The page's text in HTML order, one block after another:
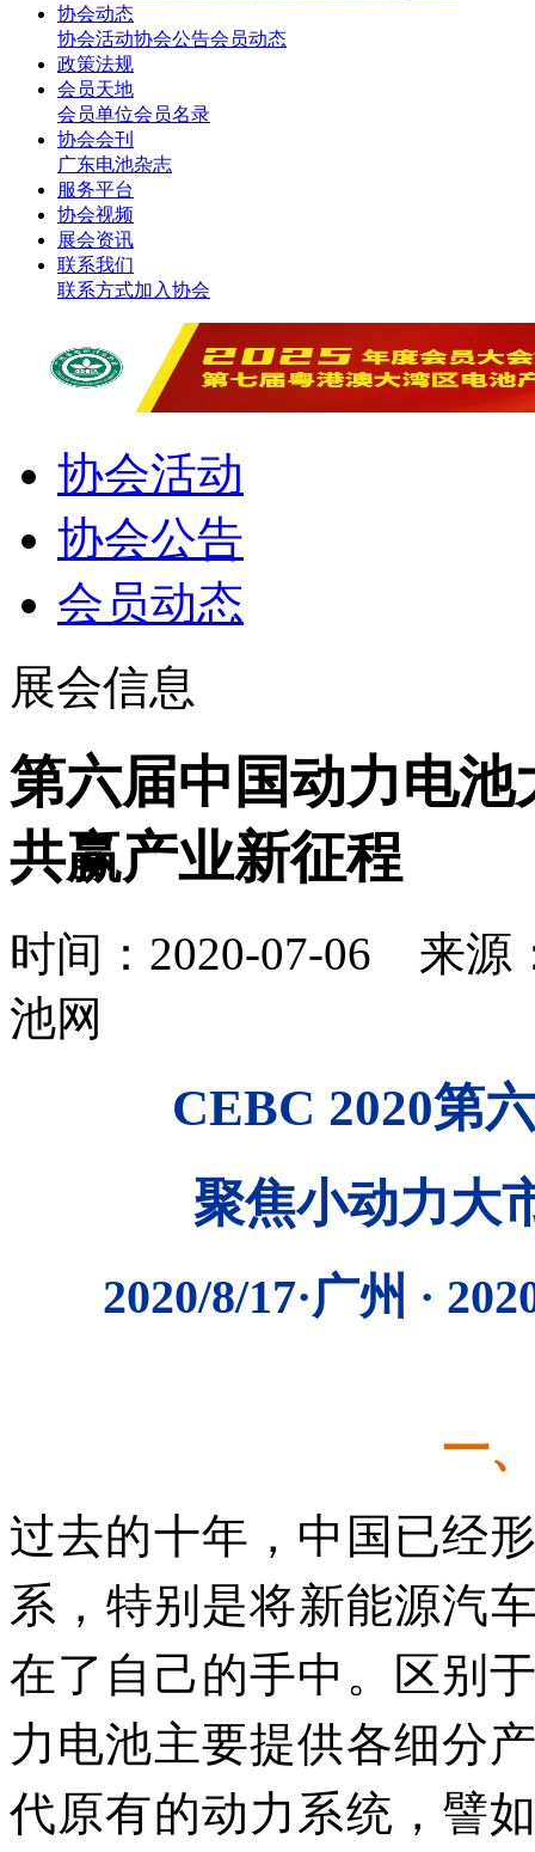
协会动态
协会活动协会公告会员动态
政策法规
会员天地
会员单位会员名录
协会会刊
广东电池杂志
服务平台
协会视频
展会资讯
联系我们
联系方式加入协会
协会活动
协会公告
会员动态
展会信息
第六届中国动力电
共赢产业新征程
时间：2020-07-06 来
池网
CEBC 2020第
聚焦小动力大
2020/8/17·广州 ·
一
过去的十年，中国已经
系，特别是将新能源汽
在了自己的手中。区别
力电池主要提供各细分
代原有的动力系统，譬